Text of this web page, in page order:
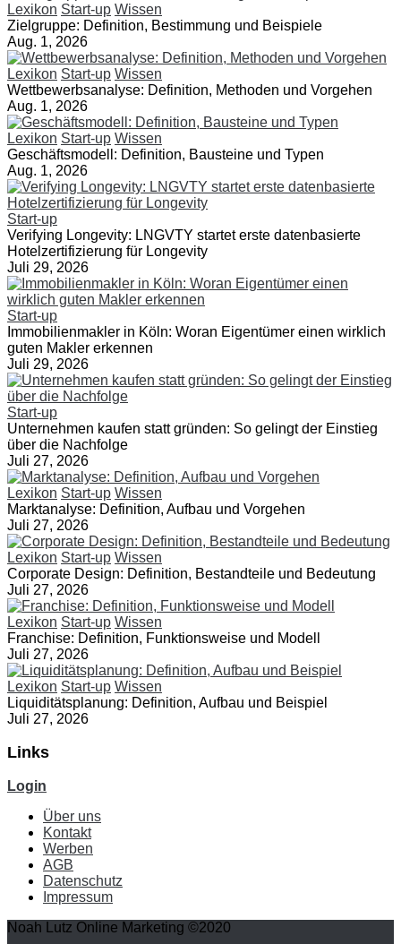
Lexikon Start-up Wissen
Zielgruppe: Definition, Bestimmung und Beispiele
Aug. 1, 2026
Lexikon Start-up Wissen
Wettbewerbsanalyse: Definition, Methoden und Vorgehen
Aug. 1, 2026
Lexikon Start-up Wissen
Geschäftsmodell: Definition, Bausteine und Typen
Aug. 1, 2026
Start-up
Verifying Longevity: LNGVTY startet erste datenbasierte
Hotelzertifizierung für Longevity
Juli 29, 2026
Start-up
Immobilienmakler in Köln: Woran Eigentümer einen wirklich
guten Makler erkennen
Juli 29, 2026
Start-up
Unternehmen kaufen statt gründen: So gelingt der Einstieg
über die Nachfolge
Juli 27, 2026
Lexikon Start-up Wissen
Marktanalyse: Definition, Aufbau und Vorgehen
Juli 27, 2026
Lexikon Start-up Wissen
Corporate Design: Definition, Bestandteile und Bedeutung
Juli 27, 2026
Lexikon Start-up Wissen
Franchise: Definition, Funktionsweise und Modell
Juli 27, 2026
Lexikon Start-up Wissen
Liquiditätsplanung: Definition, Aufbau und Beispiel
Juli 27, 2026
Links
Login
Über uns
Kontakt
Werben
AGB
Datenschutz
Impressum
Noah Lutz Online Marketing ©2020